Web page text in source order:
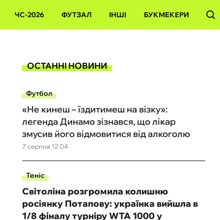
ЧС-2026 ФУТЗАЛ ІНШІ БУКМЕКЕРИ
ОСТАННІ НОВИНИ
Футбол
7 серпня 12:04
«Не кинеш – їздитимеш на візку»:
легенда Динамо зізнався, що лікар
змусив його відмовитися від алкоголю
Теніс
Світоліна розгромила колишню
росіянку Потапову: українка вийшла в
1/8 фіналу турніру WTA 1000 у